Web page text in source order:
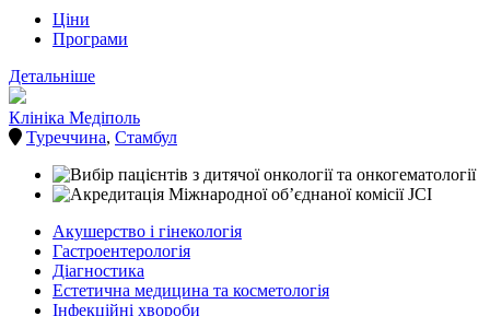
Ціни
Програми
Детальніше
Клініка Медіполь
Туреччина, Стамбул
Акушерство і гінекологія
Гастроентерологія
Діагностика
Естетична медицина та косметологія
Інфекційні хвороби